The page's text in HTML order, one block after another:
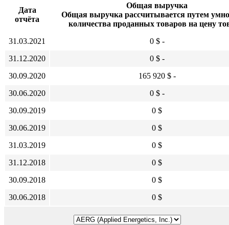
Дата
отчёта
Общая выручка
Общая выручка рассчитывается путем
количества проданных товаров на цену
31.03.2021
0 $ -
31.12.2020
0 $ -
30.09.2020
165 920 $ -
30.06.2020
0 $ -
30.09.2019
0 $
30.06.2019
0 $
31.03.2019
0 $
31.12.2018
0 $
30.09.2018
0 $
30.06.2018
0 $